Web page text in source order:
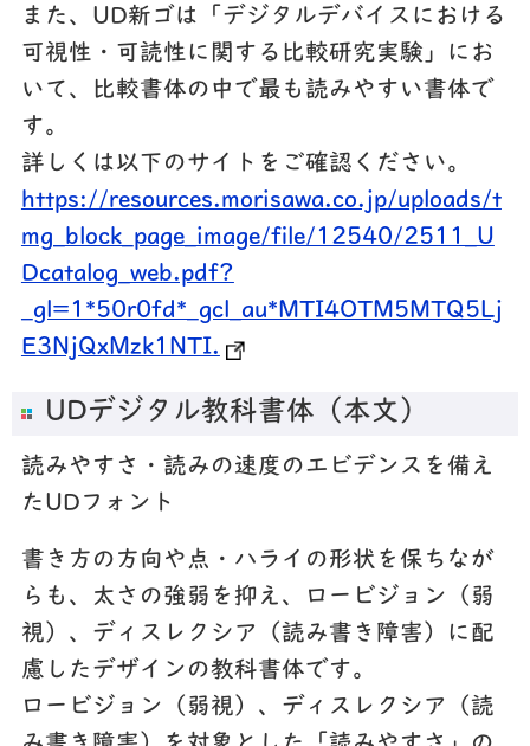
また、UD新ゴは「デジタルデバイスにおける
可視性・可読性に関する比較研究実験」にお
いて、比較書体の中で最も読みやすい書体で
す。
詳しくは以下のサイトをご確認ください。
https://resources.morisawa.co.jp/uploads/t
mg_block_page_image/file/12540/2511_U
Dcatalog_web.pdf?
_gl=1*50r0fd*_gcl_au*MTI4OTM5MTQ5Lj
E3NjQxMzk1NTI.
UDデジタル教科書体（本文）
読みやすさ・読みの速度のエビデンスを備え
たUDフォント
書き方の方向や点・ハライの形状を保ちなが
らも、太さの強弱を抑え、ロービジョン（弱
視）、ディスレクシア（読み書き障害）に配
慮したデザインの教科書体です。
ロービジョン（弱視）、ディスレクシア（読